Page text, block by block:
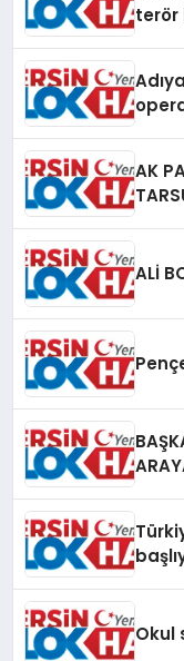
terör
AK
ALİ
Okul